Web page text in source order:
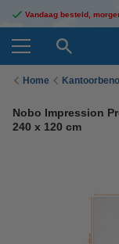
Vandaag besteld,
Home
Nobo Impression
240 x 120 cm